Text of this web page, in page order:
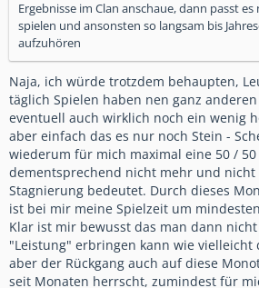
Ergebnisse im Clan anschaue, dann passt es
spielen und ansonsten so langsam bis
aufzuhören
Naja, ich würde trotzdem behaupten,
täglich Spielen haben nen ganz
eventuell auch wirklich noch ein wenig
aber einfach das es nur noch Stein -
wiederum für mich maximal eine 50 /
dementsprechend nicht mehr und nicht
Stagnierung bedeutet. Durch dieses
ist bei mir meine Spielzeit um
Klar ist mir bewusst das man dann
"Leistung" erbringen kann wie
aber der Rückgang auch auf diese
seit Monaten herrscht, zumindest für